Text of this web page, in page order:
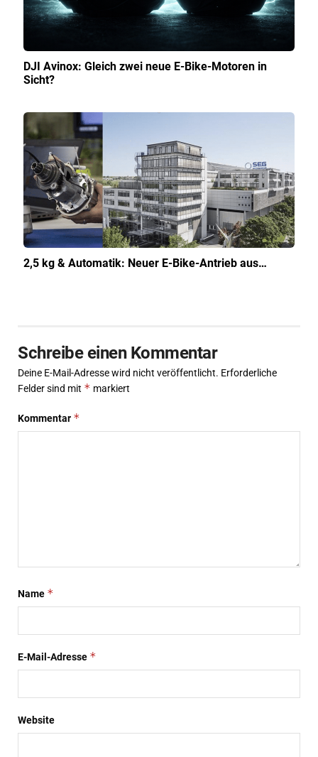
DJI Avinox: Gleich zwei neue E-Bike-Motoren in
Sicht?
2,5 kg & Automatik: Neuer E-Bike-Antrieb aus…
Schreibe einen Kommentar
Deine E-Mail-Adresse wird nicht veröffentlicht. Erforderliche
Felder sind mit * markiert
Kommentar *
Name *
E-Mail-Adresse *
Website